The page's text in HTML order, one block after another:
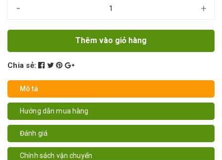
- +
Thêm vào giỏ hàng
Chia sẻ:
Mô tả
Hướng dẫn mua hàng
Đánh giá
Chính sách vận chuyển